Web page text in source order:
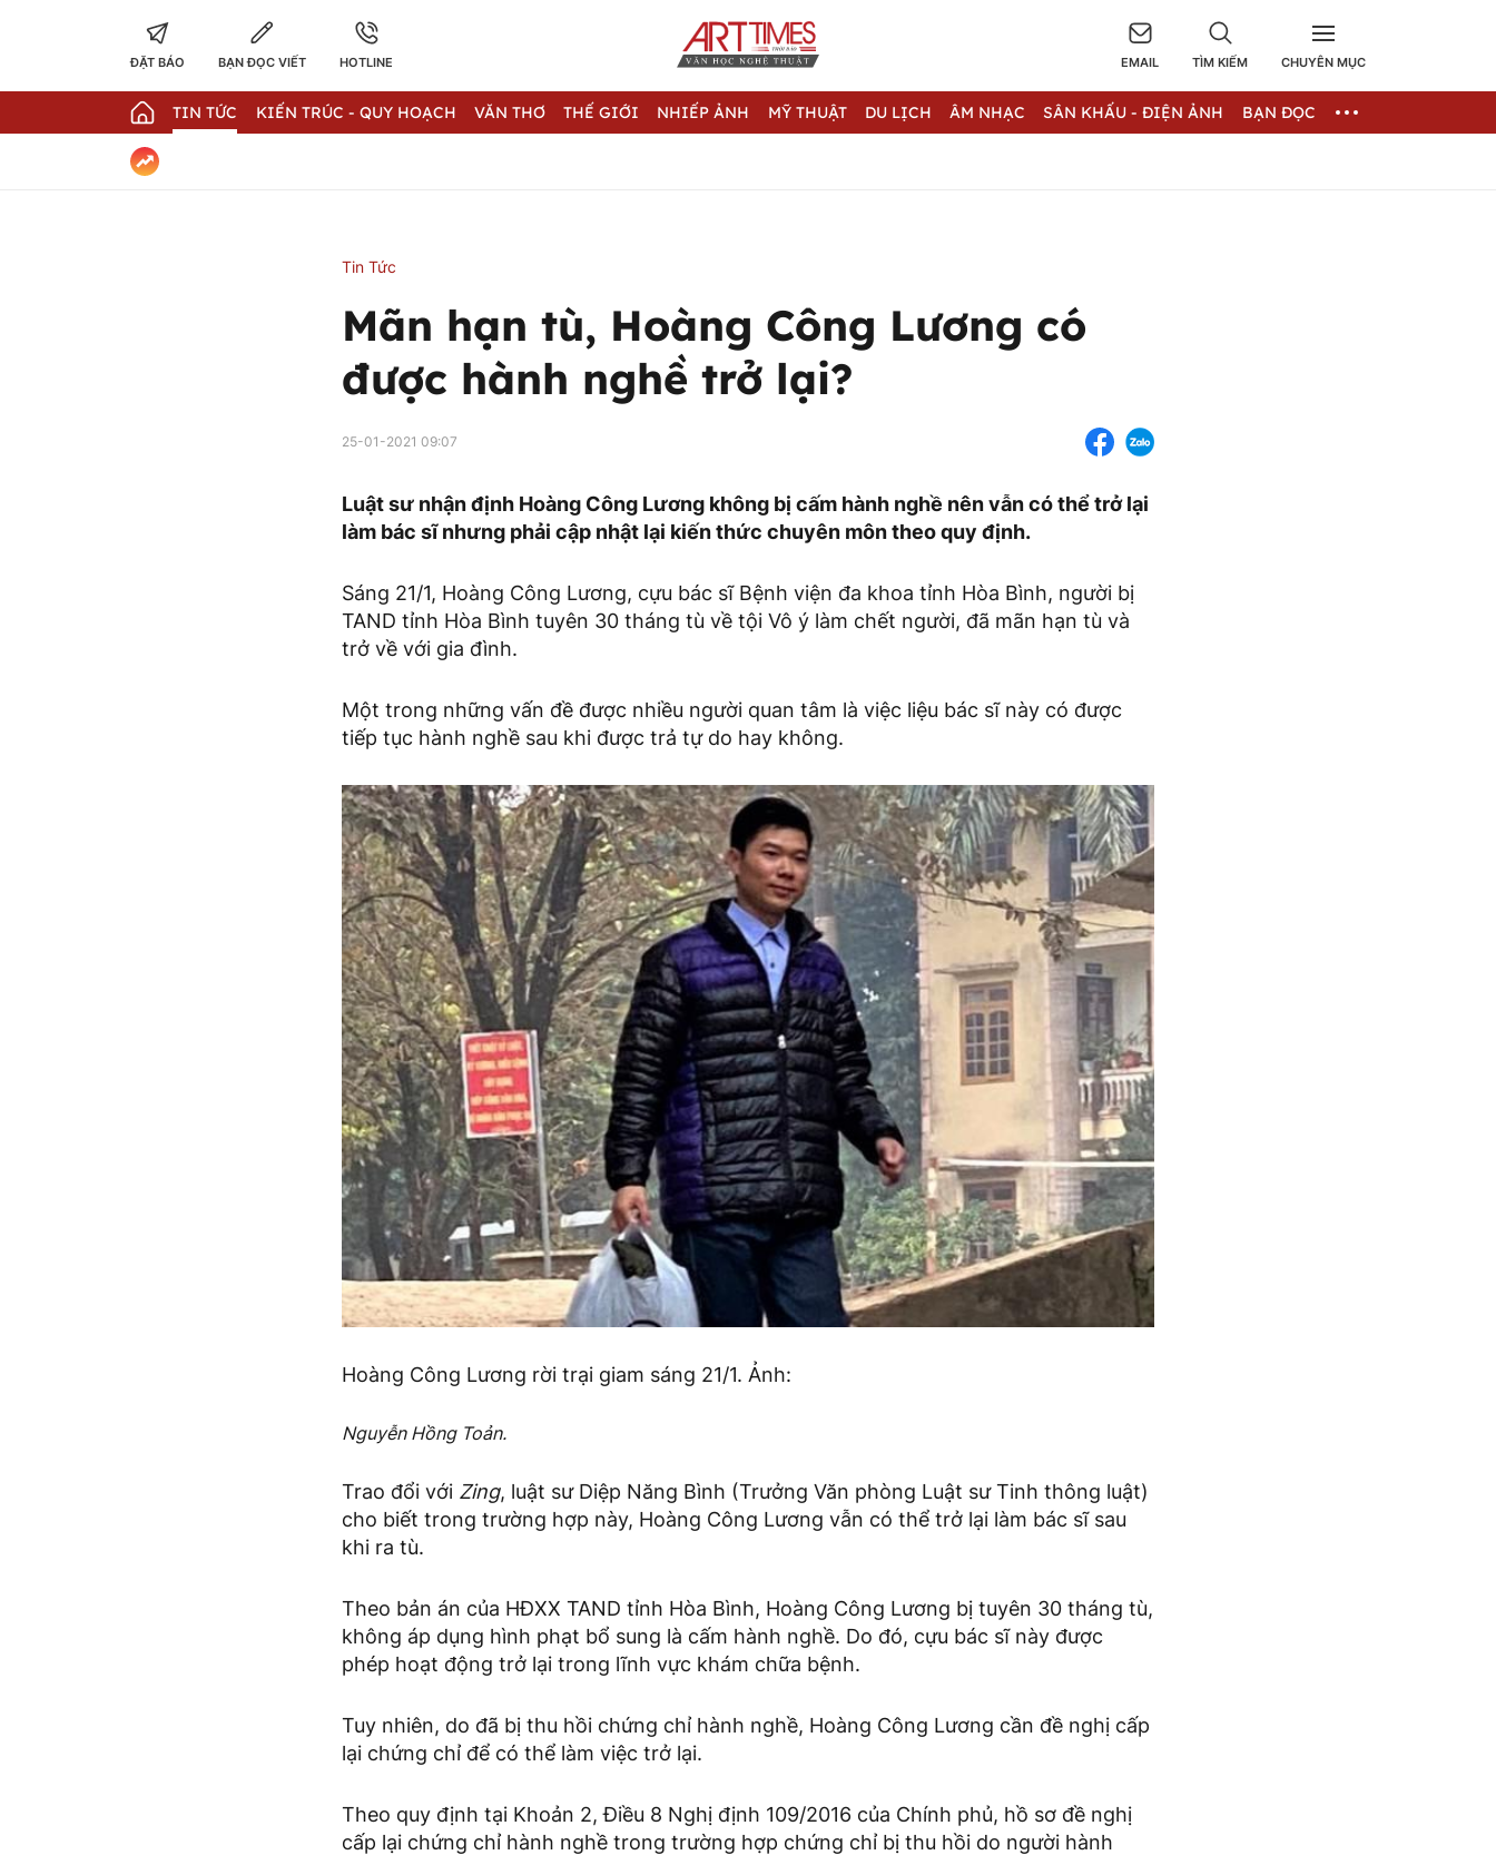
ĐẶT BÁO BẠN ĐỌC VIẾT HOTLINE EMAIL TÌM KIẾM CHUYÊN MỤC
TIN TỨC KIẾN TRÚC - QUY HOẠCH VĂN THƠ THẾ GIỚI NHIẾP ẢNH MỸ THUẬT DU LỊCH ÂM NHẠC SÂN KHẤU - ĐIỆN ẢNH BẠN ĐỌC
Tin Tức
Mãn hạn tù, Hoàng Công Lương có
được hành nghề trở lại?
25-01-2021 09:07
Luật sư nhận định Hoàng Công Lương không bị cấm hành nghề nên vẫn có thể trở lại
làm bác sĩ nhưng phải cập nhật lại kiến thức chuyên môn theo quy định.
Sáng 21/1, Hoàng Công Lương, cựu bác sĩ Bệnh viện đa khoa tỉnh Hòa Bình, người bị
TAND tỉnh Hòa Bình tuyên 30 tháng tù về tội Vô ý làm chết người, đã mãn hạn tù và
trở về với gia đình.
Một trong những vấn đề được nhiều người quan tâm là việc liệu bác sĩ này có được
tiếp tục hành nghề sau khi được trả tự do hay không.
Hoàng Công Lương rời trại giam sáng 21/1. Ảnh:
Nguyễn Hồng Toản.
Trao đổi với Zing, luật sư Diệp Năng Bình (Trưởng Văn phòng Luật sư Tinh thông luật)
cho biết trong trường hợp này, Hoàng Công Lương vẫn có thể trở lại làm bác sĩ sau
khi ra tù.
Theo bản án của HĐXX TAND tỉnh Hòa Bình, Hoàng Công Lương bị tuyên 30 tháng tù,
không áp dụng hình phạt bổ sung là cấm hành nghề. Do đó, cựu bác sĩ này được
phép hoạt động trở lại trong lĩnh vực khám chữa bệnh.
Tuy nhiên, do đã bị thu hồi chứng chỉ hành nghề, Hoàng Công Lương cần đề nghị cấp
lại chứng chỉ để có thể làm việc trở lại.
Theo quy định tại Khoản 2, Điều 8 Nghị định 109/2016 của Chính phủ, hồ sơ đề nghị
cấp lại chứng chỉ hành nghề trong trường hợp chứng chỉ bị thu hồi do người hành